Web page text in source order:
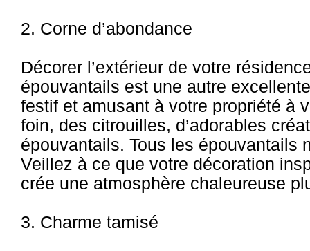
2. Corne d’abondance
Décorer l’extérieur de votre
épouvantails est une autre
festif et amusant à votre propriété à
foin, des citrouilles, d’adorables
épouvantails. Tous les épouvantails
Veillez à ce que votre décoration
crée une atmosphère chaleureuse
3. Charme tamisé